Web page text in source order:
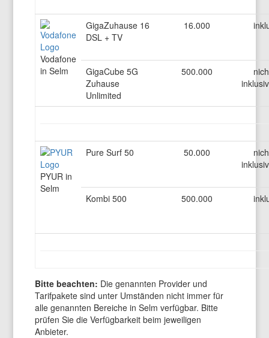
Vodafone
in Selm
GigaZuhause 16
DSL + TV
16.000
GigaCube 5G
Zuhause
Unlimited
500.000
PYUR in
Selm
Pure Surf 50 50.000
Kombi 500 500.000
Bitte beachten: Die genannten Provider und
Tarifpakete sind unter Umständen nicht immer für
alle genannten Bereiche in Selm verfügbar. Bitte
prüfen Sie die Verfügbarkeit beim jeweiligen
Anbieter.